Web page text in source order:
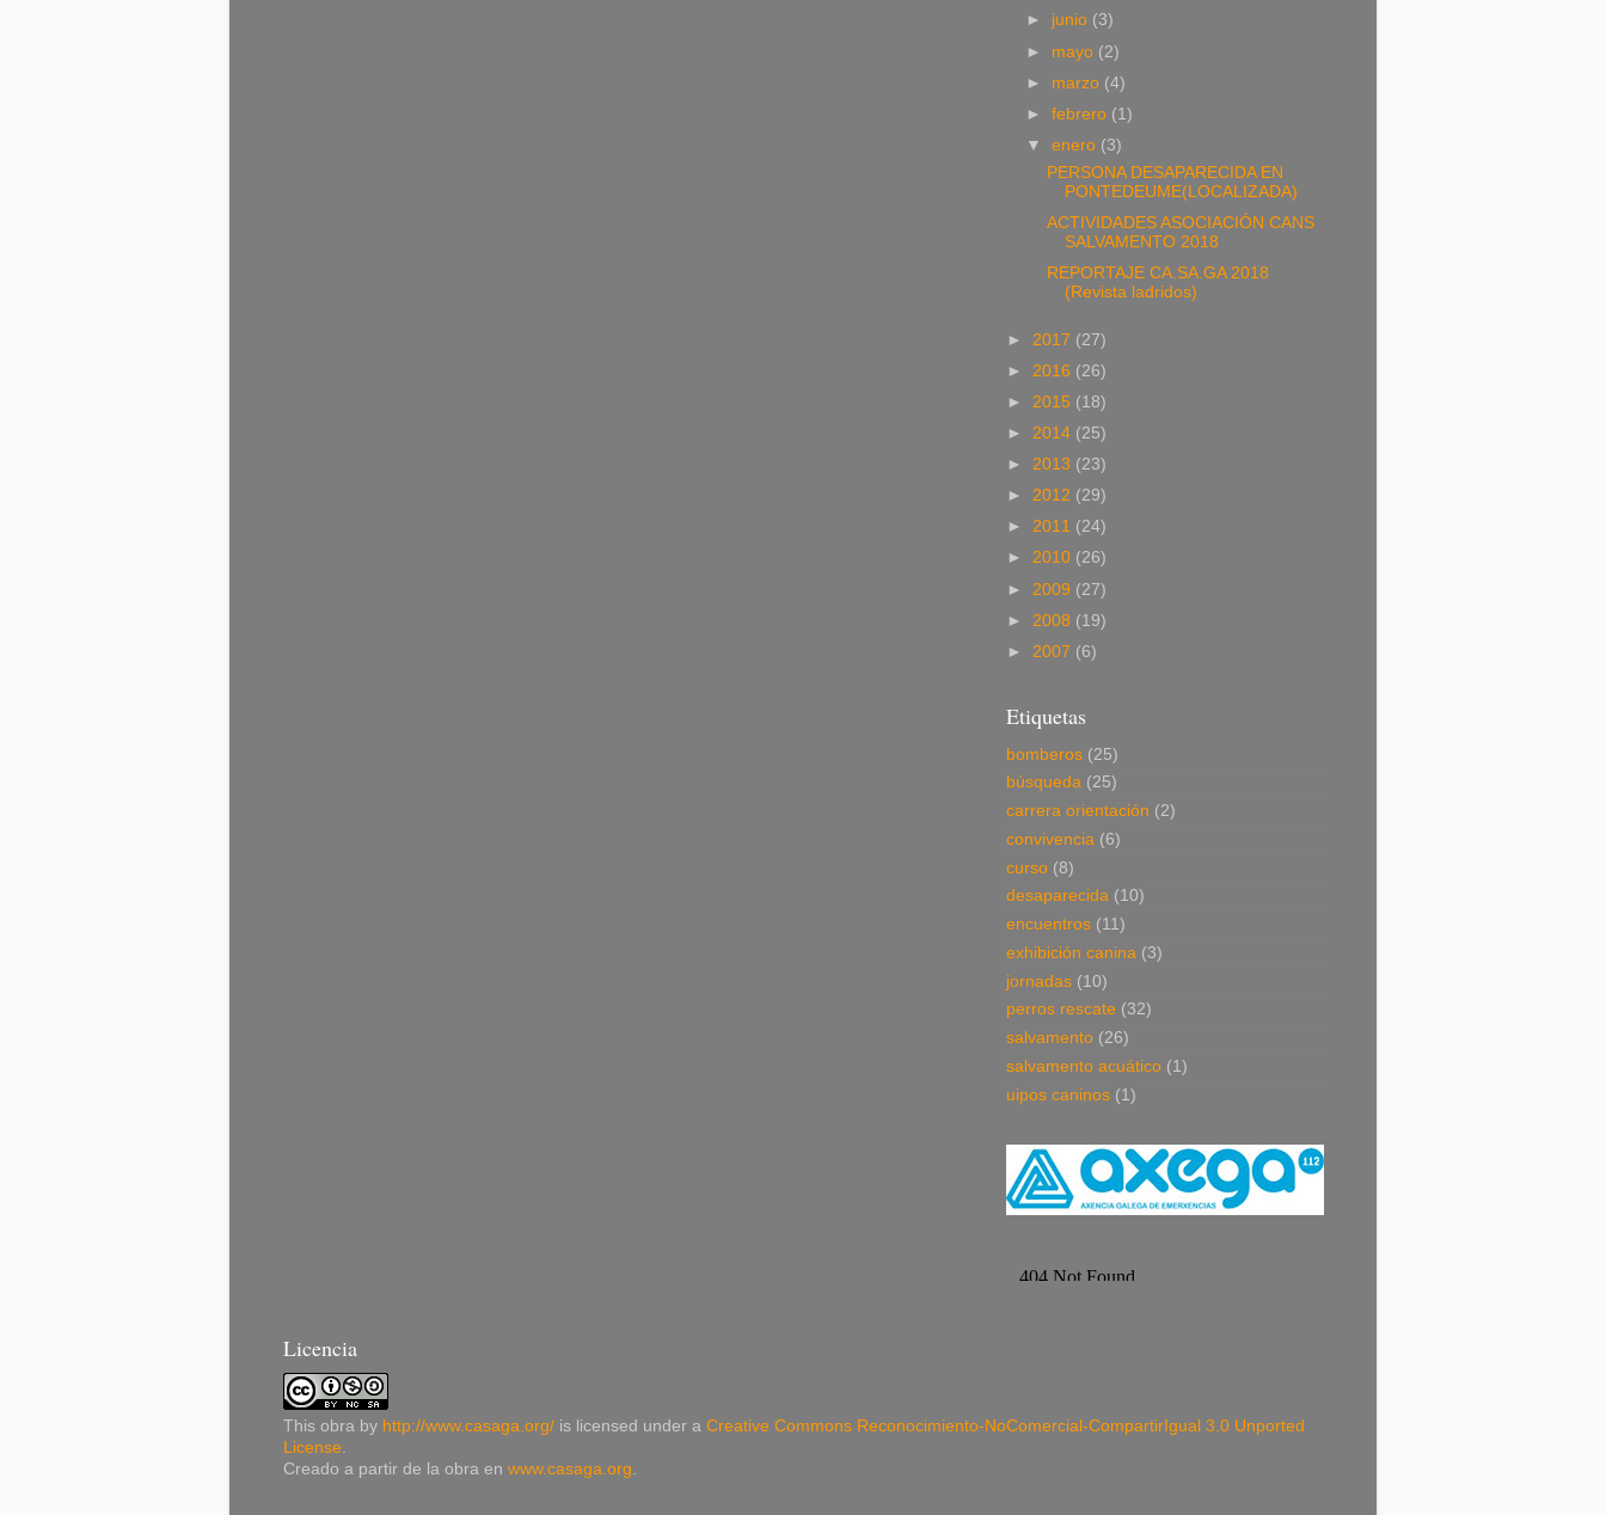
► junio (3)
► mayo (2)
► marzo (4)
►febrero (1)
▼enero (3)
PERSONA DESAPARECIDA EN
PONTEDEUME(LOCALIZADA)
ACTIVIDADES ASOCIACIÓN CANS
SALVAMENTO 2018
REPORTAJE CA.SA.GA 2018
(Revista ladridos)
► 2017 (27)
► 2016 (26)
► 2015 (18)
► 2014 (25)
► 2013 (23)
► 2012 (29)
► 2011 (24)
► 2010 (26)
► 2009 (27)
► 2008 (19)
► 2007 (6)
Etiquetas
bomberos (25)
búsqueda (25)
carrera orientación (2)
convivencia (6)
curso (8)
desaparecida (10)
encuentros (11)
exhibición canina (3)
jornadas (10)
perros rescate (32)
salvamento (26)
salvamento acuático (1)
uipos caninos (1)
Licencia
This obra by http://www.casaga.org/ is licensed under a Creative Commons Reconocimiento-NoComercial-CompartirIgual 3.0 Unported
License
Creado a partir de la obra en www.casaga.org